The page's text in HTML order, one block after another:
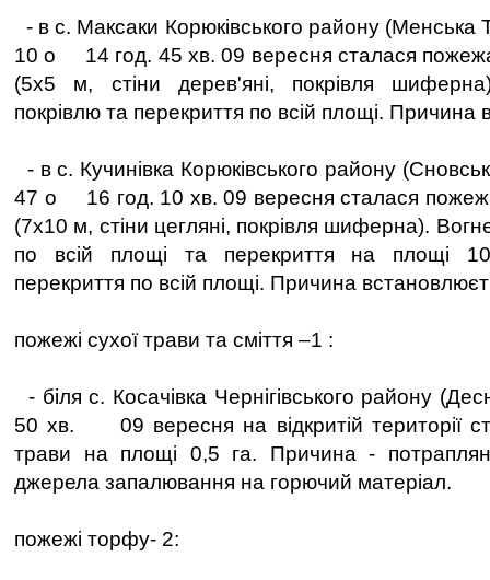
- в с. Максаки Корюківського району (Менська
10 о 14 год. 45 хв. 09 вересня сталася пожежа
(5х5 м, стіни дерев'яні, покрівля
покрівлю та перекриття по всій площі. Причина
- в с. Кучинівка Корюківського району
47 о 16 год. 10 хв. 09 вересня сталася
(7х10 м, стіни цегляні, покрівля шиферна).
по всій площі та перекриття на площі
перекриття по всій площі. Причина
пожежі сухої трави та сміття –1 :
- біля с. Косачівка Чернігівського району
50 хв. 09 вересня на відкритій території
трави на площі 0,5 га. Причина -
джерела запалювання на горючий матеріал.
пожежі торфу- 2: